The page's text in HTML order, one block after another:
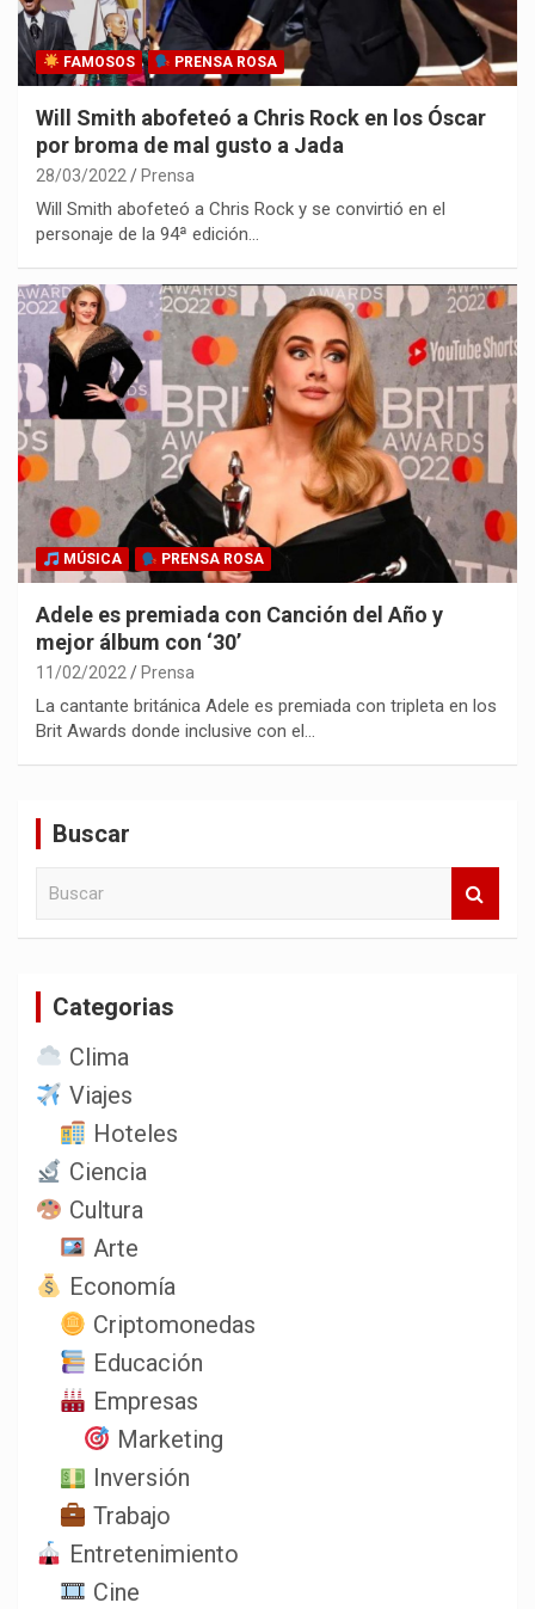
FAMOSOS PRENSA ROSA
Will Smith abofeteó a Chris Rock en los Óscar
por broma de mal gusto a Jada
28/03/2022 Prensa
Will Smith abofeteó a Chris Rock y se convirtió en el
personaje de la 94ª edición…
MÚSICA PRENSA ROSA
Adele es premiada con Canción del Año y
mejor álbum con ‘30’
11/02/2022 Prensa
La cantante británica Adele es premiada con tripleta en los
Brit Awards donde inclusive con el…
Buscar
Categorias
Clima
Viajes
Hoteles
Ciencia
Cultura
Arte
Economía
Criptomonedas
Educación
Empresas
Marketing
Inversión
Trabajo
Entretenimiento
Cine